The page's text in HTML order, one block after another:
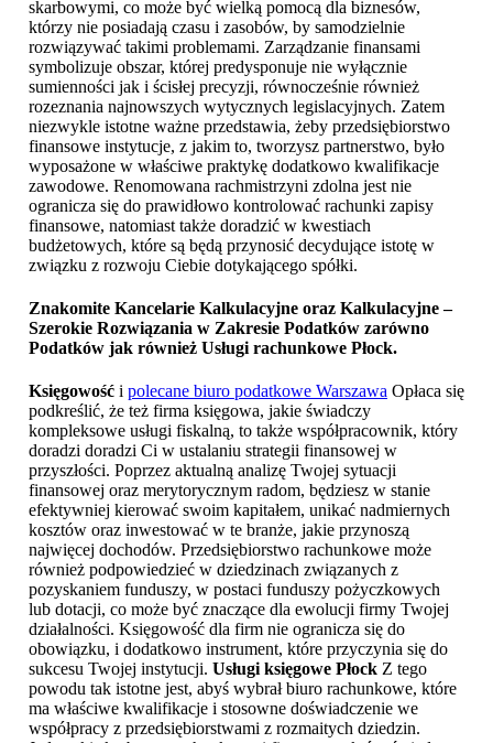
skarbowymi, co może być wielką pomocą dla biznesów,
którzy nie posiadają czasu i zasobów, by samodzielnie
rozwiązywać takimi problemami. Zarządzanie finansami
symbolizuje obszar, której predysponuje nie wyłącznie
sumienności jak i ścisłej precyzji, równocześnie również
rozeznania najnowszych wytycznych legislacyjnych. Zatem
niezwykle istotne ważne przedstawia, żeby przedsiębiorstwo
finansowe instytucje, z jakim to, tworzysz partnerstwo, było
wyposażone w właściwe praktykę dodatkowo kwalifikacje
zawodowe. Renomowana rachmistrzyni zdolna jest nie
ogranicza się do prawidłowo kontrolować rachunki zapisy
finansowe, natomiast także doradzić w kwestiach
budżetowych, które są będą przynosić decydujące istotę w
związku z rozwoju Ciebie dotykającego spółki.
Znakomite Kancelarie Kalkulacyjne oraz Kalkulacyjne –
Szerokie Rozwiązania w Zakresie Podatków zarówno
Podatków jak również Usługi rachunkowe Płock.
Księgowość i polecane biuro podatkowe Warszawa Opłaca się
podkreślić, że też firma księgowa, jakie świadczy
kompleksowe usługi fiskalną, to także współpracownik, który
doradzi doradzi Ci w ustalaniu strategii finansowej w
przyszłości. Poprzez aktualną analizę Twojej sytuacji
finansowej oraz merytorycznym radom, będziesz w stanie
efektywniej kierować swoim kapitałem, unikać nadmiernych
kosztów oraz inwestować w te branże, jakie przynoszą
najwięcej dochodów. Przedsiębiorstwo rachunkowe może
również podpowiedzieć w dziedzinach związanych z
pozyskaniem funduszy, w postaci funduszy pożyczkowych
lub dotacji, co może być znaczące dla ewolucji firmy Twojej
działalności. Księgowość dla firm nie ogranicza się do
obowiązku, i dodatkowo instrument, które przyczynia się do
sukcesu Twojej instytucji. Usługi księgowe Płock Z tego
powodu tak istotne jest, abyś wybrał biuro rachunkowe, które
ma właściwe kwalifikacje i stosowne doświadczenie we
współpracy z przedsiębiorstwami z rozmaitych dziedzin.